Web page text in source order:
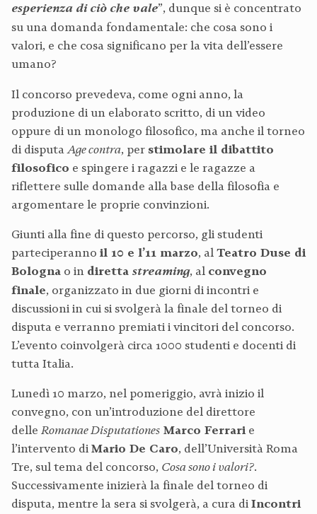
esperienza di ciò che vale”, dunque si è concentrato
su una domanda fondamentale: che cosa sono i
valori, e che cosa significano per la vita dell’essere
umano?
Il concorso prevedeva, come ogni anno, la
produzione di un elaborato scritto, di un video
oppure di un monologo filosofico, ma anche il torneo
di disputa Age contra, per stimolare il dibattito
filosofico e spingere i ragazzi e le ragazze a
riflettere sulle domande alla base della filosofia e
argomentare le proprie convinzioni.
Giunti alla fine di questo percorso, gli studenti
parteciperanno il 10 e l’11 marzo, al Teatro Duse di
Bologna o in diretta streaming, al convegno
finale, organizzato in due giorni di incontri e
discussioni in cui si svolgerà la finale del torneo di
disputa e verranno premiati i vincitori del concorso.
L’evento coinvolgerà circa 1000 studenti e docenti di
tutta Italia.
Lunedì 10 marzo, nel pomeriggio, avrà inizio il
convegno, con un’introduzione del direttore
delle Romanae Disputationes Marco Ferrarie
l’intervento di Mario De Caro, dell’Università Roma
Tre, sul tema del concorso, Cosa sono i valori?.
Successivamente inizierà la finale del torneo di
disputa, mentre la sera si svolgerà, a cura di Incontri